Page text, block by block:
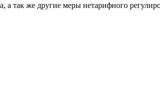
а так же другие меры нетарифного